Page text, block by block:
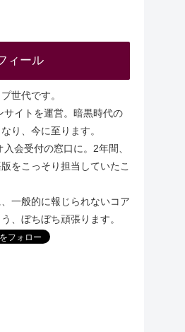
ィール
世代です。
イトを運営。暗黒時代の
り、今に至ります。
会受付の窓口に。2年間、
をこっそり担当していたこ
一般的に報じられないコア
、ぼちぼち頑張ります。